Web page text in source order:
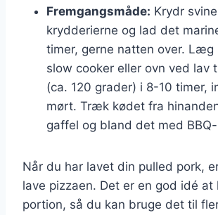
Fremgangsmåde: Krydr
krydderierne og lad det
timer, gerne natten over. Læg
slow cooker eller ovn ved lav
(ca. 120 grader) i 8-10 timer,
mørt. Træk kødet fra
gaffel og bland det med
Når du har lavet din pulled pork,
lave pizzaen. Det er en god idé at
portion, så du kan bruge det til